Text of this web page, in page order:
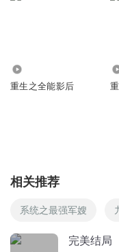
重生之全能影后
相关推荐
系统之最强军嫂
完美结局